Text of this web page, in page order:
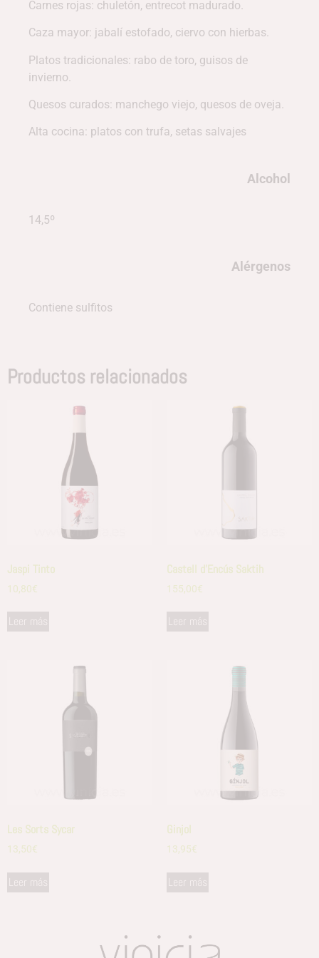
Carnes rojas: chuletón, entrecot madurado.
Caza mayor: jabalí estofado, ciervo con hierbas.
Platos tradicionales: rabo de toro, guisos de
invierno.
Quesos curados: manchego viejo, quesos de oveja.
Alta cocina: platos con trufa, setas salvajes
Alcohol
14,5º
Alérgenos
Contiene sulfitos
Productos relacionados
Jaspi Tinto
10,80€
Leer más
Castell d’Encús Saktih
155,00€
Leer más
Les Sorts Sycar
13,50€
Leer más
Ginjol
13,95€
Leer más